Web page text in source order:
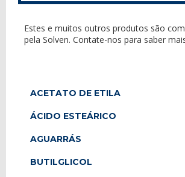
Estes e muitos outros produtos são
pela Solven. Contate-nos para saber
ACETATO DE ETILA
ÁCIDO ESTEÁRICO
AGUARRÁS
BUTILGLICOL